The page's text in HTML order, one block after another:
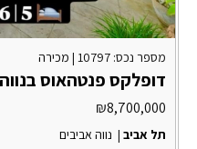
מספר נכס: 10797 | מכירה
דופלקס פנטהאוס
₪8,700,000
תל אביב | נווה אביבים